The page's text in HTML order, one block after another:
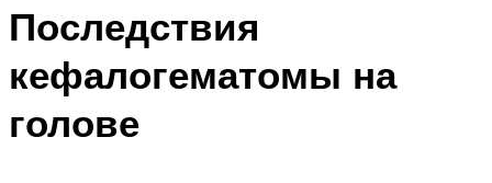
Последствия
кефалогематомы на
голове